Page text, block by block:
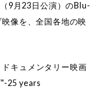
9月23日公演）のBlu-
像を、全国各地の映
キュメンタリー映画
25 years